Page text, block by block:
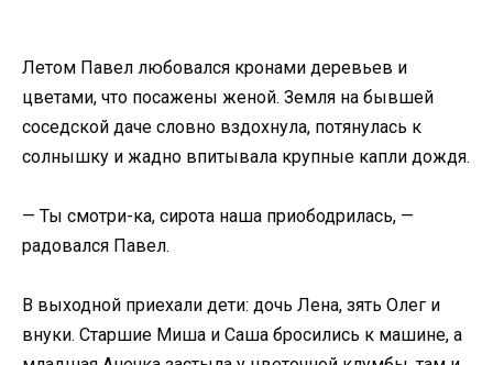
Летом Павел любовался кронами деревьев и
цветами, что посажены женой. Земля на бывшей
соседской даче словно вздохнула, потянулась к
солнышку и жадно впитывала крупные капли дождя.
— Ты смотри-ка, сирота наша приободрилась, —
радовался Павел.
В выходной приехали дети: дочь Лена, зять Олег и
внуки. Старшие Миша и Саша бросились к машине, а